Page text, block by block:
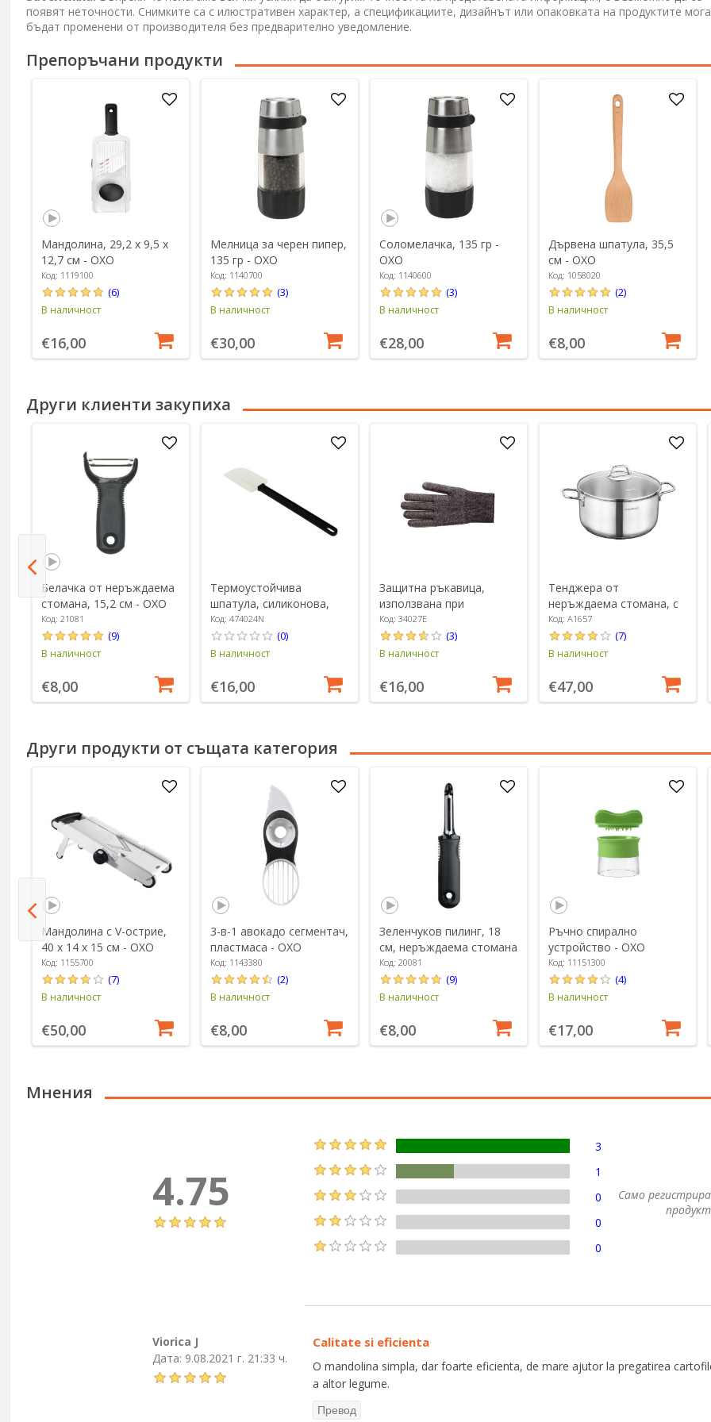
появят неточности. Снимките са с илюстративен характер, а спецификациите, дизайнът или опаковката на продуктите
бъдат променени от производителя без предварително уведомление.
Препоръчани продукти
Мандолина, 29,2 x 9,5 x
12,7 см - OXO
Код: 1119100
(6)
В наличност
€16,00
Мелница за черен пипер,
135 гр - OXO
Код: 1140700
(3)
В наличност
€30,00
Соломелачка, 135 гр -
OXO
Код: 1140600
(3)
В наличност
€28,00
Дървена шпатула, 35,5
см - OXO
Код: 1058020
(2)
В наличност
€8,00
Други клиенти закупиха
Белачка от неръждаема
стомана, 15,2 см - OXO
Код: 21081
(9)
В наличност
€8,00
Термоустойчива
шпатула, силиконова,
27,5 см - de Buyer
Код: 474024N
(0)
В наличност
€16,00
Защитна ръкавица,
използвана при
настъргване - Microplane
Код: 34027E
(3)
В наличност
€16,00
Тенджера от
неръждаема стомана, с
капак, 24 см / 5,5 л,
"Перла" - Коркмаз
Код: A1657
(7)
В наличност
€47,00
Други продукти от същата категория
Мандолина с V-острие,
40 x 14 x 15 см - OXO
Код: 1155700
(7)
В наличност
€50,00
3-в-1 авокадо сегментач,
пластмаса - OXO
Код: 1143380
(2)
В наличност
€8,00
Зеленчуков пилинг, 18
см, неръждаема стомана
- OXO
Код: 20081
(9)
В наличност
€8,00
Ръчно спирално
устройство - OXO
Код: 11151300
(4)
В наличност
€17,00
Мнения
4.75
3
1
0
0
0
Само
Viorica J
Дата: 9.08.2021 г. 21:33 ч.
Calitate si eficienta
O mandolina simpla, dar foarte eficienta, de mare ajutor la pregatirea
a altor legume.